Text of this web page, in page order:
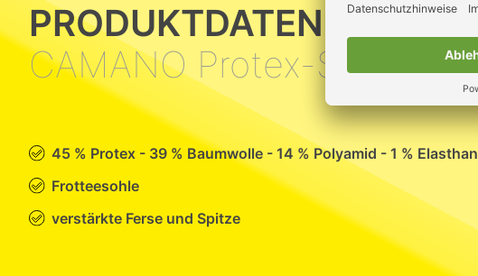
PRODUKTDATEN
CAMANO Protex-Socken
45 % Protex - 39 % Baumwolle - 14 % Polyamid - 1 % Elasthan
Frotteesohle
verstärkte Ferse und Spitze